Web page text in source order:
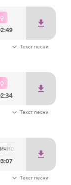
Текст песни
Текст песни
Текст песни